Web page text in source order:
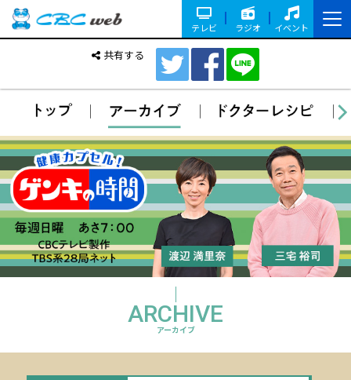
テレビ ラジオ イベント
共有する
ARCHIVE
アーカイブ